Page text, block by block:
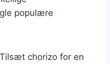
populære
chorizo for en